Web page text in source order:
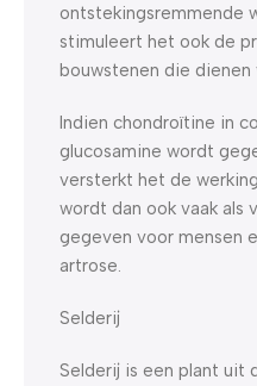
ontstekingsremmende
stimuleert het ook de
bouwstenen die dienen
Indien chondroïtine in
glucosamine wordt
versterkt het de
wordt dan ook vaak als
gegeven voor mensen
artrose.
Selderij
Selderij is een plant uit